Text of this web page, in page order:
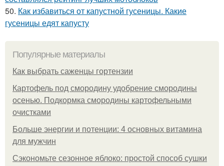
50. Как избавиться от капустной гусеницы. Какие
гусеницы едят капусту
Популярные материалы
Как выбрать саженцы гортензии
Картофель под смородину удобрение смородины
осенью. Подкормка смородины картофельными
очистками
Больше энергии и потенции: 4 основных витамина
для мужчин
Сэкономьте сезонное яблоко: простой способ сушки